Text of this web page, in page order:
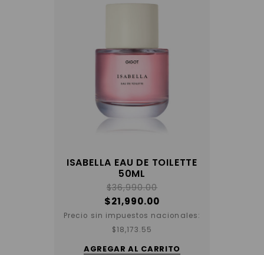
ISABELLA EAU DE TOILETTE
50ML
$36,990.00
$21,990.00
Precio sin impuestos nacionales:
$18,173.55
AGREGAR AL CARRITO